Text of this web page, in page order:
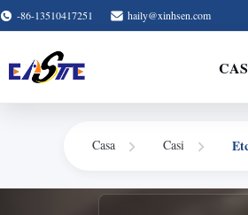
-86-13510417251 haily@xinhsen.com
Casa Casi